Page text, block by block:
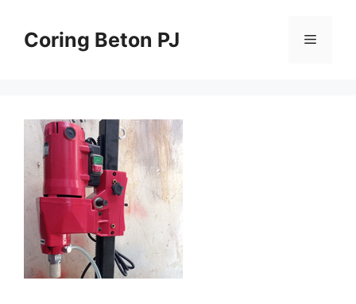
contentCoring Beton PJ Menu